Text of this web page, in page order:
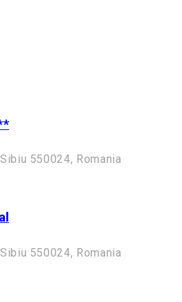
550024, Romania
550024, Romania